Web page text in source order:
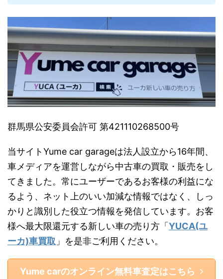
群馬県公安委員会許可 第421110268500号
当サイトYume car garageは法人設立から16年間、
車メディアを運営しながら中古車の買取・販売をし
てきました。常にユーザーであるお客様の利益にな
るよう、ネット上のいい加減な情報ではなく、しっ
かりと識別した役立つ情報を発信しています。お客
様へ最大限還元する新しい車の売り方「YUCA(ユ
ーカ)車買取 」を是非ご利用ください。
Yume carのオンライン無料車査定はこちら